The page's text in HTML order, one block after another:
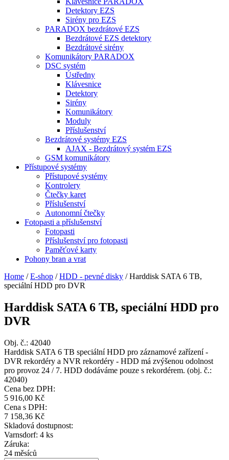
Detektory EZS
Sirény pro EZS
PARADOX bezdrátové EZS
Bezdrátové EZS detektory
Bezdrátové sirény
Komunikátory PARADOX
DSC systém
Ústředny
Klávesnice
Detektory
Sirény
Komunikátory
Moduly
Příslušenství
Bezdrátové systémy EZS
AJAX - Bezdrátový systém EZS
GSM komunikátory
Přístupové systémy
Přístupové systémy
Kontrolery
Čtečky karet
Příslušenství
Autonomní čtečky
Fotopasti a příslušenství
Fotopasti
Příslušenství pro fotopasti
Paměťové karty
Pohony bran a vrat
Home / E-shop / HDD - pevné disky /Harddisk SATA 6 TB,
speciální HDD pro DVR
Harddisk SATA 6 TB, speciální HDD pro
DVR
Obj. č.: 42040
Harddisk SATA 6 TB speciální HDD pro záznamové zařízení -
DVR rekordéry a NVR rekordéry - HDD má zvýšenou odolnost
pro provoz 24 / 7. HDD dodáváme pouze s rekordérem. (obj. č.:
42040)
Cena bez DPH:
5 916,00 Kč
Cena s DPH:
7 158,36 Kč
Skladová dostupnost:
Varnsdorf: 4 ks
Záruka:
24 měsíců